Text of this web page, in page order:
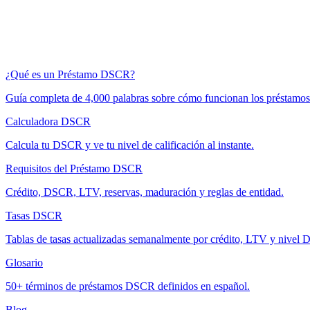
¿Qué es un Préstamo DSCR?
Guía completa de 4,000 palabras sobre cómo funcionan los
Calculadora DSCR
Calcula tu DSCR y ve tu nivel de calificación al instante.
Requisitos del Préstamo DSCR
Crédito, DSCR, LTV, reservas, maduración y reglas de entidad.
Tasas DSCR
Tablas de tasas actualizadas semanalmente por crédito, LTV y nivel
Glosario
50+ términos de préstamos DSCR definidos en español.